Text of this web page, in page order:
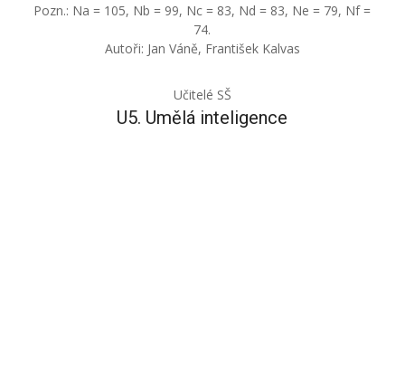
Pozn.: Na = 105, Nb = 99, Nc = 83, Nd = 83, Ne = 79, Nf =
74.
Autoři: Jan Váně, František Kalvas
Učitelé SŠ
U5. Umělá inteligence